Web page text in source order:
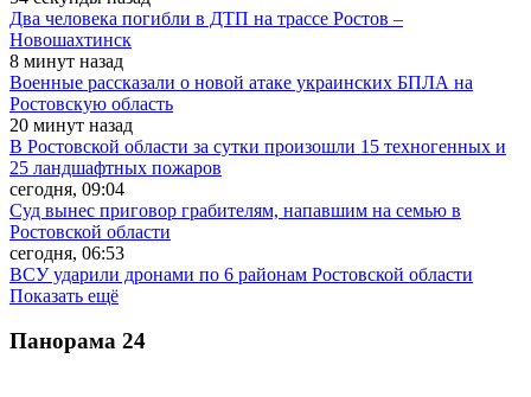
Два человека погибли в ДТП на трассе Ростов –
Новошахтинск
8 минут назад
Военные рассказали о новой атаке украинских БПЛА на
Ростовскую область
20 минут назад
В Ростовской области за сутки произошли 15 техногенных и
25 ландшафтных пожаров
сегодня, 09:04
Суд вынес приговор грабителям, напавшим на семью в
Ростовской области
сегодня, 06:53
ВСУ ударили дронами по 6 районам Ростовской области
Показать ещё
Панорама 24